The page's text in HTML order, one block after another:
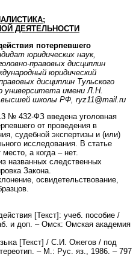
ДЕЯТЕЛЬНОСТИ
потерпевшего
юридических наук,
правовых дисциплин
юридический
дисциплин Тульского
университета имени Л.Н.
высшей школы РФ, ryz11@mail.ru
№ 432-ФЗ введена уголовная
от проведения в
судебной экспертизы и (или)
исследования. В статье
а когда – нет.
названных следственных
Закона.
освидетельствование,
[Текст]: учеб. пособие /
и доп. – Омск: Омская академия
[Текст] / С.И. Ожегов / под
– М.: Рус. яз., 1986. – 797